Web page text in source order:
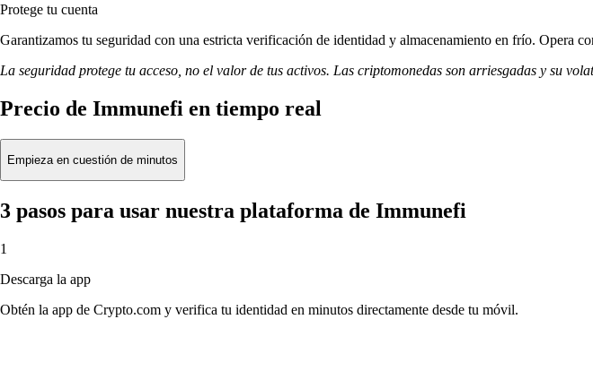
Protege tu cuenta
Garantizamos tu seguridad con una estricta verificación de identidad y almacenamiento en frío. Opera
La seguridad protege tu acceso, no el valor de tus activos. Las criptomonedas son arriesgadas y su
Precio de Immunefi en tiempo real
Empieza en cuestión de minutos
3 pasos para usar nuestra plataforma de Immunefi
1
Descarga la app
Obtén la app de Crypto.com y verifica tu identidad en minutos directamente desde tu móvil.